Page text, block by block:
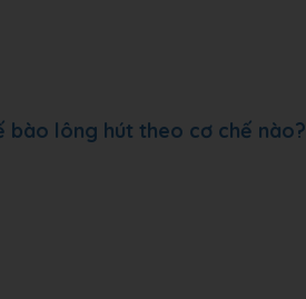
bào lông hút theo cơ chế nào?